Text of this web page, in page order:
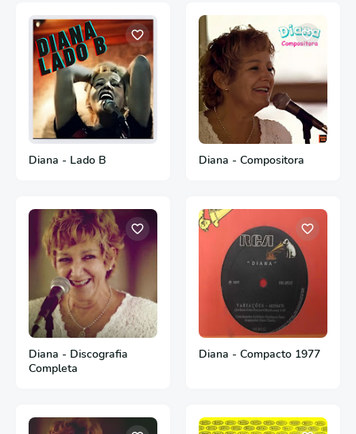
Diana - Lado B Diana - Compositora
Diana - Discografia
Completa
Diana - Compacto 1977